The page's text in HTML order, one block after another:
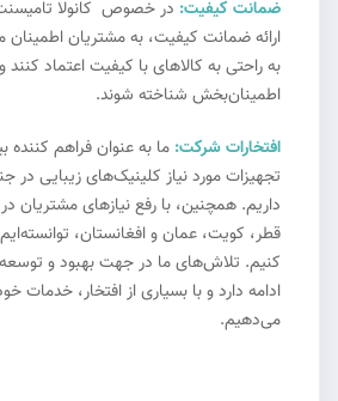
ضمانت کیفیت:
ارائه ضمانت کیفیت، به مشتریان
به راحتی به کالاهای با کیفیت اعتماد کنند
اطمینان‌بخش شناخته شوند.
افتخارات شرکت:
تجهیزات مورد نیاز کلینیک‌های زیبایی در
داریم. همچنین، با رفع نیازهای مشتریان
قطر، کویت، عمان و افغانستان،
کنیم. تلاش‌های ما در جهت بهبود و
ادامه دارد و با بسیاری از افتخار، خدمات
می‌دهیم.